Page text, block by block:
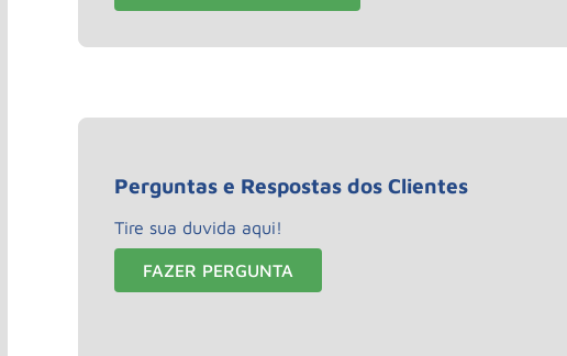
Perguntas e Respostas dos Clientes
Tire sua duvida aqui!
FAZER PERGUNTA